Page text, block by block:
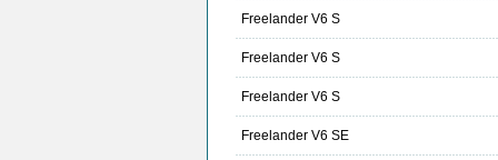
Freelander V6 S
Freelander V6 S
Freelander V6 S
Freelander V6 SE